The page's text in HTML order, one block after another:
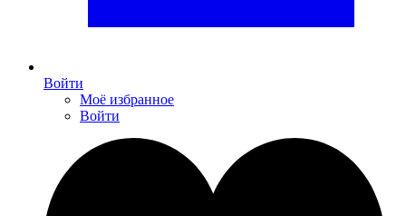
Войти
Моё избранное
Войти